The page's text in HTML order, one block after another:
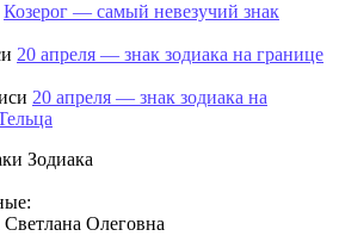
Козерог — самый невезучий знак
20 апреля — знак зодиака на границе
20 апреля — знак зодиака на
Зодиака
Олеговна